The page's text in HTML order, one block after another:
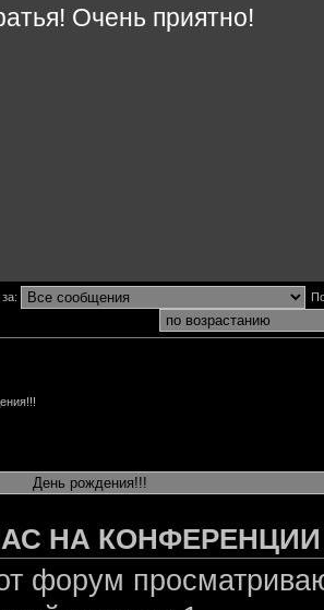
Очень приятно!
НА КОНФЕРЕНЦИИ
форум